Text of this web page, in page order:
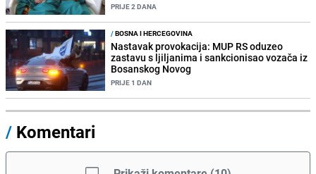
PRIJE 2 DANA
/BOSNA I HERCEGOVINA
Nastavak provokacija: MUP RS oduzeo
zastavu s ljiljanima i sankcionisao vozača iz
Bosanskog Novog
PRIJE 1 DAN
/ Komentari